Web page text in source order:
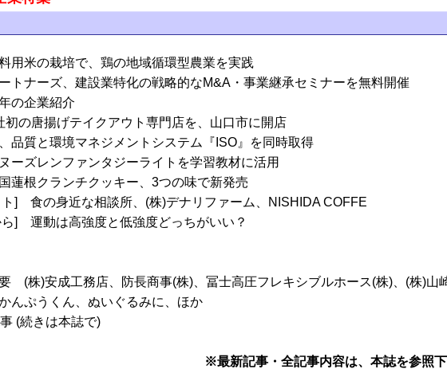
用米の栽培で、鶏の地域循環型農業を実践
トナーズ、建設業特化の戦略的なM&A・事業継承セミナーを無料開催
の企業紹介
初の唐揚げテイクアウト専門店を、山口市に開店
品質と環境マネジメントシステム『ISO』を同時取得
ーズレンファンタジーライトを学習教材に活用
蓮根クランチクッキー、3つの味で新発売
ト] 食の身近な相談所、(株)デナリファーム、NISHIDA COFFE
ら] 運動は高強度と低強度どっちがいい？
(株)安成工務店、防長商事(株)、冨士高圧フレキシブルホース(株)、(株)山
んぷうくん、ぬいぐるみに、ほか
(続きは本誌で)
※最新記事・全記事内容は、本誌を参照下